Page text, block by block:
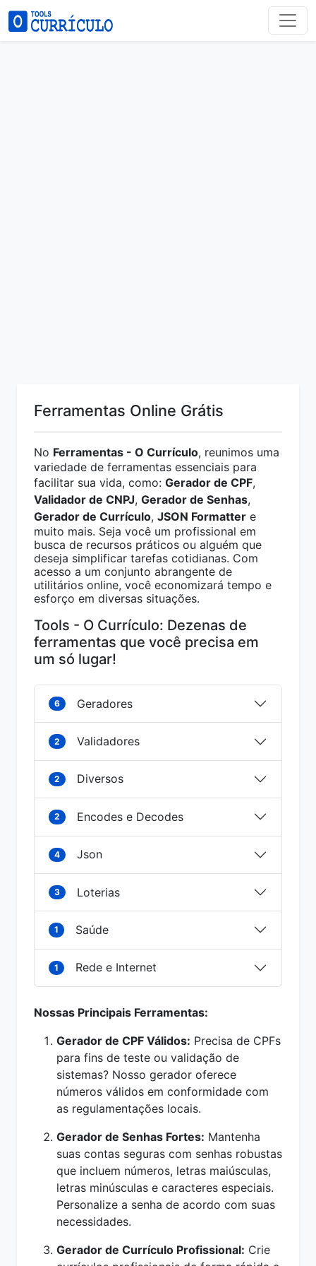
Ferramentas Online Grátis
No Ferramentas - O Currículo, reunimos uma
variedade de ferramentas essenciais para
facilitar sua vida, como: Gerador de CPF,
Validador de CNPJ, Gerador de Senhas,
Gerador de Currículo, JSON Formatter e
muito mais. Seja você um profissional em
busca de recursos práticos ou alguém que
deseja simplificar tarefas cotidianas. Com
acesso a um conjunto abrangente de
utilitários online, você economizará tempo e
esforço em diversas situações.
Tools - O Currículo: Dezenas de
ferramentas que você precisa em
um só lugar!
6 Geradores
2 Validadores
2 Diversos
2 Encodes e Decodes
4 Json
3 Loterias
1 Saúde
1 Rede e Internet
Nossas Principais Ferramentas:
Gerador de CPF Válidos: Precisa de CPFs
para fins de teste ou validação de
sistemas? Nosso gerador oferece
números válidos em conformidade com
as regulamentações locais.
Gerador de Senhas Fortes: Mantenha
suas contas seguras com senhas robustas
que incluem números, letras maiúsculas,
letras minúsculas e caracteres especiais.
Personalize a senha de acordo com suas
necessidades.
Gerador de Currículo Profissional: Crie